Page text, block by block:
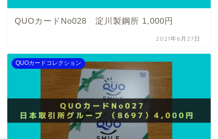
QUOカードNo028 淀川製鋼所 1,000円
2021年6月27日
QUOカードコレクション